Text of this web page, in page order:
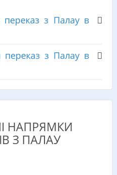
з Палау в
з Палау в
НАПРЯМКИ
З ПАЛАУ